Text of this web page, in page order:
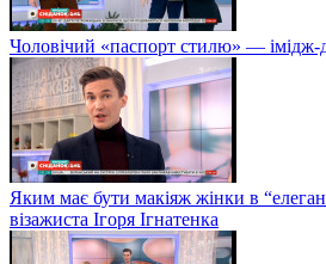
Чоловічий «паспорт стилю» —
Яким має бути макіяж жінки в
візажиста Ігоря Ігнатенка